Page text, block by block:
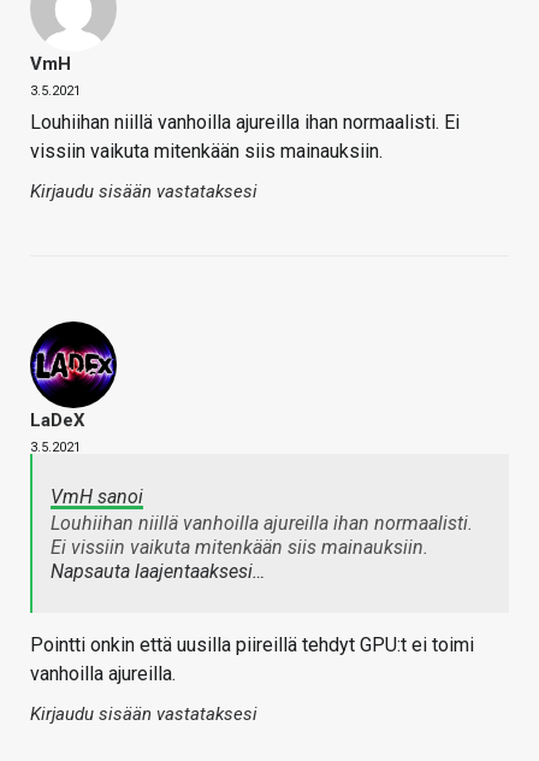
VmH
3.5.2021
Louhiihan niillä vanhoilla ajureilla ihan normaalisti. Ei
vissiin vaikuta mitenkään siis mainauksiin.
Kirjaudu sisään vastataksesi
LaDeX
3.5.2021
VmH sanoi
Louhiihan niillä vanhoilla ajureilla ihan normaalisti.
Ei vissiin vaikuta mitenkään siis mainauksiin.
Napsauta laajentaaksesi…
Pointti onkin että uusilla piireillä tehdyt GPU:t ei toimi
vanhoilla ajureilla.
Kirjaudu sisään vastataksesi